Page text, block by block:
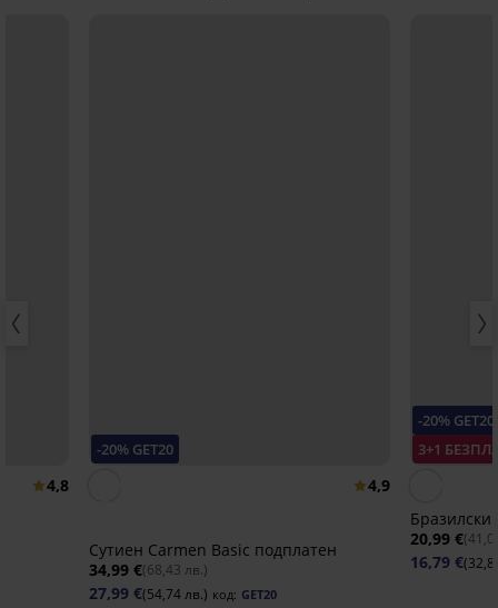
4,8
-20% GET20
4,9
Сутиен Carmen Basic подплатен
34,99 €(68,43 лв.)
27,99 €(54,74 лв.) код: GET20
-20% GET20
3+1
20,99 €
16,79 €